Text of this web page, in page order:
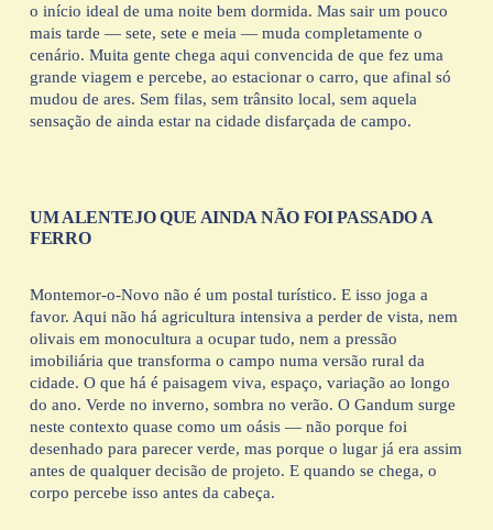
o início ideal de uma noite bem dormida. Mas sair um pouco
mais tarde — sete, sete e meia — muda completamente o
cenário. Muita gente chega aqui convencida de que fez uma
grande viagem e percebe, ao estacionar o carro, que afinal só
mudou de ares. Sem filas, sem trânsito local, sem aquela
sensação de ainda estar na cidade disfarçada de campo.
UM ALENTEJO QUE AINDA NÃO FOI PASSADO A
FERRO
Montemor-o-Novo não é um postal turístico. E isso joga a
favor. Aqui não há agricultura intensiva a perder de vista, nem
olivais em monocultura a ocupar tudo, nem a pressão
imobiliária que transforma o campo numa versão rural da
cidade. O que há é paisagem viva, espaço, variação ao longo
do ano. Verde no inverno, sombra no verão. O Gandum surge
neste contexto quase como um oásis — não porque foi
desenhado para parecer verde, mas porque o lugar já era assim
antes de qualquer decisão de projeto. E quando se chega, o
corpo percebe isso antes da cabeça.